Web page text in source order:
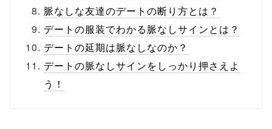
脈なしな友達のデートの断り方とは？
デートの服装でわかる脈なしサインとは？
デートの延期は脈なしなのか？
デートの脈なしサインをしっかり押さえよ
う！